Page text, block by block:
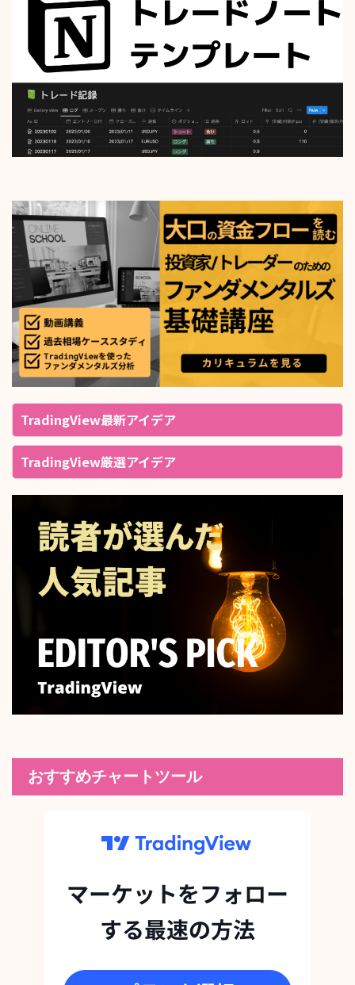
TradingView最新アイデア
TradingView厳選アイデア
おすすめチャートツール